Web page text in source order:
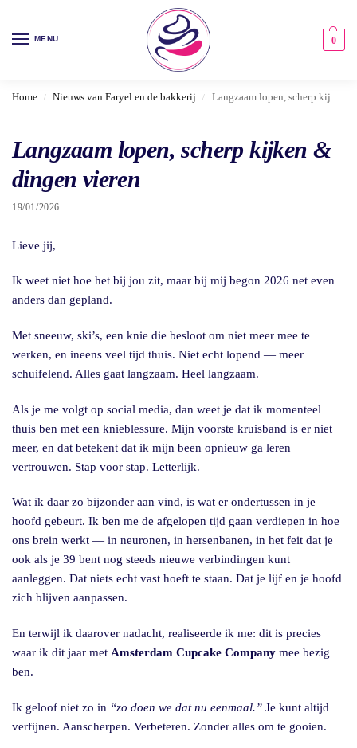
MENU 0
Home / Nieuws van Faryel en de bakkerij / Langzaam lopen, scherp kijken & dingen vieren
Langzaam lopen, scherp kijken &
dingen vieren
19/01/2026
Lieve jij,
Ik weet niet hoe het bij jou zit, maar bij mij begon 2026 net even
anders dan gepland.
Met sneeuw, ski’s, een knie die besloot om niet meer mee te
werken, en ineens veel tijd thuis. Niet echt lopend — meer
schuifelend. Alles gaat langzaam. Heel langzaam.
Als je me volgt op social media, dan weet je dat ik momenteel
thuis ben met een knieblessure. Mijn voorste kruisband is er niet
meer, en dat betekent dat ik mijn been opnieuw ga leren
vertrouwen. Stap voor stap. Letterlijk.
Wat ik daar zo bijzonder aan vind, is wat er ondertussen in je
hoofd gebeurt. Ik ben me de afgelopen tijd gaan verdiepen in hoe
ons brein werkt — in neuronen, in hersenbanen, in het feit dat je
ook als je 39 bent nog steeds nieuwe verbindingen kunt
aanleggen. Dat niets echt vast hoeft te staan. Dat je lijf en je hoofd
zich blijven aanpassen.
En terwijl ik daarover nadacht, realiseerde ik me: dit is precies
waar ik dit jaar met Amsterdam Cupcake Company mee bezig
ben.
Ik geloof niet zo in “zo doen we dat nu eenmaal.” Je kunt altijd
verfijnen. Aanscherpen. Verbeteren. Zonder alles om te gooien.